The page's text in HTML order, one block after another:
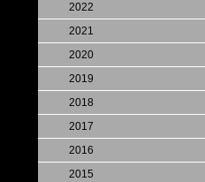
2022
2021
2020
2019
2018
2017
2016
2015